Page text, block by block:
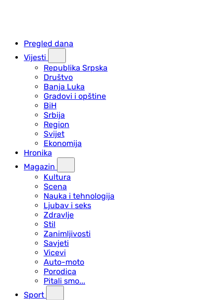
Pregled dana
Vijesti
Republika Srpska
Društvo
Banja Luka
Gradovi i opštine
BiH
Srbija
Region
Svijet
Ekonomija
Hronika
Magazin
Kultura
Scena
Nauka i tehnologija
Ljubav i seks
Zdravlje
Stil
Zanimljivosti
Savjeti
Vicevi
Auto-moto
Porodica
Pitali smo...
Sport